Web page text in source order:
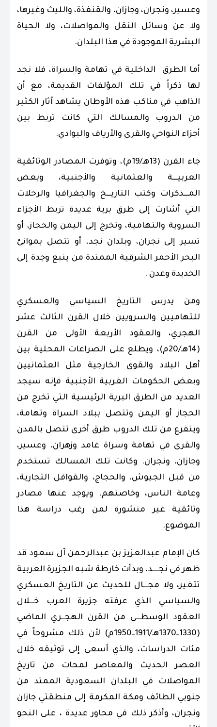
وعسير، ونجران، وجازان، والقنفذة، والليث وغيرها،
ولا عن وسائل النقل والمواصلات، ولا الحياة
البشرية الموجودة في هذا البلدان.
أما الطرق الداخلية في تهامة والسراة، فلا نجد
لها ذكراً في تلك المؤلفات القديمة، مع أن
الذاهب في مناكب هذه الأوطان يشاهد آثار الكثير
من الدروب والمسالك التي كانت تربط بين
أجزاء النواحي والقرى والأرياف والبوادي.
جاء القرن (13هـ/19م)، وتوفرت المصادر الوثائقية
العربيـــة والعثمانية والأجنبية، وبعض
المـــذكرات وكتب التاريـــخ والجغرافيا والرحلات
التي أشارت إلى طرق برية عديدة تربط الأجزاء
السروية والتهامية، وتخرج إلى اليمن والحجاز، أو
تسير إلى نجران، وبلدان نجد، أو تتصل بموانئ
البحر الأحمر الشرقية الممتدة من ينبع وجدة إلى
الحديدة وعدن .
ومن يدرس التاريخ السياسي والعسكري
للتهاميين والسرويين خلال القرن الثالث عشر
الهجري، والعقود الأربعة الأولى من القرن
(14هـ/20م)، ويطلع على الصراعات المحلية بين
أهل البلاد والقوى الخارجية مثل العثمانيين
وبعض الحكومات الغربية الأجنبية فإنه سيجد
العديد من الطرق البرية الرئيسية التي تخرج من
الحجاز أو اليمن وتتصل ببلاد السراة وتهامة،
ويتفرع من تلك الدروب طرق أخرى تتصل بالمدن
والقرى في تهامة وسراة غامد وزهران، وعسير،
وجازان، ونجران. وكانت تلك المسالك تستخدم
من قبل الجيوش، والحجاج، والقوافل التجارية،
وعامة الناس، وخاصتهم. ويوجد عنها مصادر
وثائقية غير منشورة لمن رغب دراسة هذا
الموضوع.
كان الإمام عبدالعزيز بن عبدالرحمن آل سعود قد
ظهر في نجــــد، وبدأت خارطة شبه الجزيرة العربية
تتغير، ولا مجـــال للحديث عن التاريخ العسكري
والسياسي الذي عرفته جزيرة العرب خـــلال
العقود الوسطـــى من القرن الهجــري الماضي
(1330ــ1370هـ/
1911ــ1950م) لأن ذلك مشروحاً في
مئات الدراسات، والذي أسعى إلى توثيقه خلال
العصر الحديث والمعاصر لمحات من تاريخ
المواصلات في البلدان السعودية الممتد من
جنوبي الطائف ومكة المكرمة إلى منطقتي جازان
ونجران، وأذكر ذلك في محاور عديدة ، على النحو